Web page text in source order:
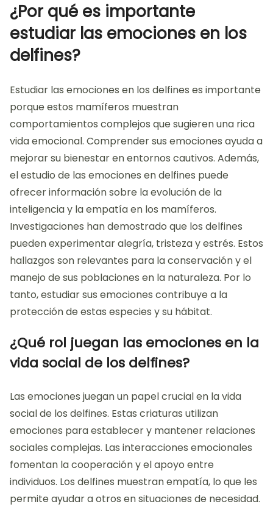
¿Por qué es importante
estudiar las emociones en los
delfines?
Estudiar las emociones en los delfines es importante
porque estos mamíferos muestran
comportamientos complejos que sugieren una rica
vida emocional. Comprender sus emociones ayuda a
mejorar su bienestar en entornos cautivos. Además,
el estudio de las emociones en delfines puede
ofrecer información sobre la evolución de la
inteligencia y la empatía en los mamíferos.
Investigaciones han demostrado que los delfines
pueden experimentar alegría, tristeza y estrés. Estos
hallazgos son relevantes para la conservación y el
manejo de sus poblaciones en la naturaleza. Por lo
tanto, estudiar sus emociones contribuye a la
protección de estas especies y su hábitat.
¿Qué rol juegan las emociones en la
vida social de los delfines?
Las emociones juegan un papel crucial en la vida
social de los delfines. Estas criaturas utilizan
emociones para establecer y mantener relaciones
sociales complejas. Las interacciones emocionales
fomentan la cooperación y el apoyo entre
individuos. Los delfines muestran empatía, lo que les
permite ayudar a otros en situaciones de necesidad.